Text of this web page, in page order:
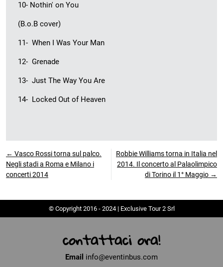
10- Nothin' on You
(B.o.B cover)
11- When I Was Your Man
12- Grenade
13- Just The Way You Are
14- Locked Out of Heaven
← Vasco Rossi torna sul palco.
Negli stadi a Roma e Milano i
concerti 2014
Robbie Williams torna in Italia nel
2014. Il concerto al Palaolimpico
di Torino il 1° Maggio →
© Copyright 2016 - 2024 | Exclusive Tour 2 Srl
contattaci ora!
Email info@eventinbus.com